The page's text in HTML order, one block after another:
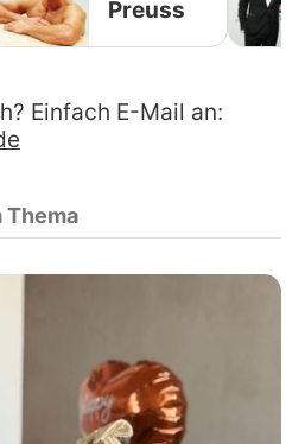
Preuss
Einfach E-Mail an:
Thema